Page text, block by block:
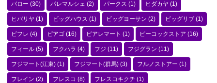
バロー (30) パレマルシェ (2) パークス (1) ヒダカヤ (1)
ヒバリヤ (1) ビッグハウス (1) ビッグヨーサン (2) ビッグリブ (1)
ビフレ (4) ピアゴ (16) ピアレマート (1) ピーコックストア (16)
フィール (5) フクハラ (4) フジ (11) フジグラン (11)
フジマート(江東) (1) フジマート(群馬) (3) フルノストアー (1)
フレイン (2) フレスコ (8) フレスコキクチ (1)